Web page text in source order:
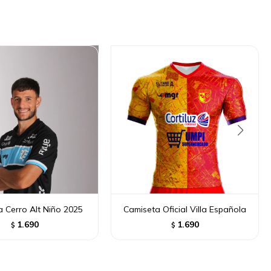
Cerro Alt Niño 2025
$ 1.690
Camiseta Oficial Villa Española
$ 1.690